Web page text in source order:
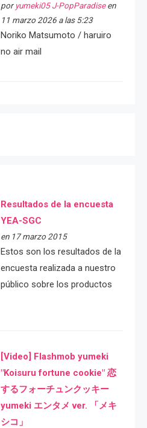
por yumeki05 J-PopParadiseen
11 marzo 2026 a las 5:23
Noriko Matsumoto / haruiro
no air mail
Resultados de la encuesta
YEA-SGC
en 17 marzo 2015
Estos son los resultados de la
encuesta realizada a nuestro
público sobre los productos
[Video] Flashmob yumeki
"Koisuru fortune cookie" 恋
するフォーチュンクッキー
yumeki エンタメ ver. 「メキ
シコ」